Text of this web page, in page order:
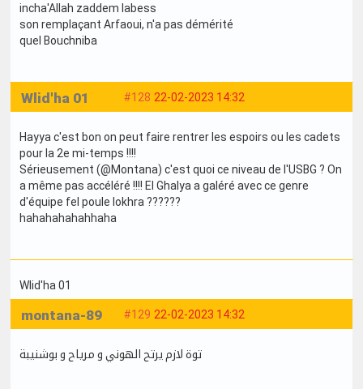
incha'Allah zaddem labess
son remplaçant Arfaoui, n'a pas démérité
quel Bouchniba
#128 22-02-2023 14:32
Wlid'ha 01
Hayya c'est bon on peut faire rentrer les espoirs ou les cadets
pour la 2e mi-temps !!!!
Sérieusement (@Montana) c'est quoi ce niveau de l'USBG ? On
a même pas accéléré !!!! El Ghalya a galéré avec ce genre
d'équipe fel poule lokhra ??????
hahahahahahhaha
Wlid'ha 01
#129 22-02-2023 14:32
montana-89
توة لازم يرتح الهوني و مرياح و بوشنيبة